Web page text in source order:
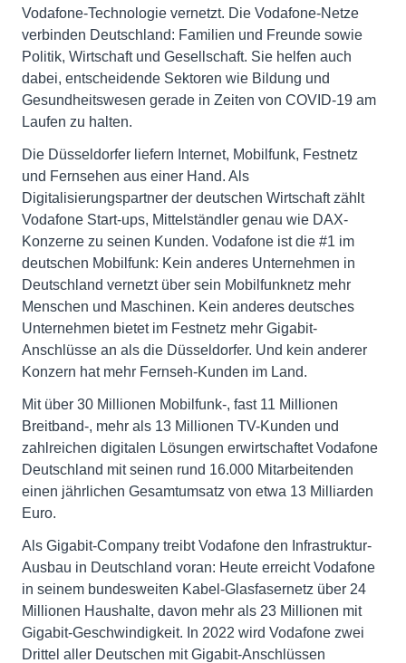
Vodafone-Technologie vernetzt. Die Vodafone-Netze
verbinden Deutschland: Familien und Freunde sowie
Politik, Wirtschaft und Gesellschaft. Sie helfen auch
dabei, entscheidende Sektoren wie Bildung und
Gesundheitswesen gerade in Zeiten von COVID-19 am
Laufen zu halten.
Die Düsseldorfer liefern Internet, Mobilfunk, Festnetz
und Fernsehen aus einer Hand. Als
Digitalisierungspartner der deutschen Wirtschaft zählt
Vodafone Start-ups, Mittelständler genau wie DAX-
Konzerne zu seinen Kunden. Vodafone ist die #1 im
deutschen Mobilfunk: Kein anderes Unternehmen in
Deutschland vernetzt über sein Mobilfunknetz mehr
Menschen und Maschinen. Kein anderes deutsches
Unternehmen bietet im Festnetz mehr Gigabit-
Anschlüsse an als die Düsseldorfer. Und kein anderer
Konzern hat mehr Fernseh-Kunden im Land.
Mit über 30 Millionen Mobilfunk-, fast 11 Millionen
Breitband-, mehr als 13 Millionen TV-Kunden und
zahlreichen digitalen Lösungen erwirtschaftet Vodafone
Deutschland mit seinen rund 16.000 Mitarbeitenden
einen jährlichen Gesamtumsatz von etwa 13 Milliarden
Euro.
Als Gigabit-Company treibt Vodafone den Infrastruktur-
Ausbau in Deutschland voran: Heute erreicht Vodafone
in seinem bundesweiten Kabel-Glasfasernetz über 24
Millionen Haushalte, davon mehr als 23 Millionen mit
Gigabit-Geschwindigkeit. In 2022 wird Vodafone zwei
Drittel aller Deutschen mit Gigabit-Anschlüssen